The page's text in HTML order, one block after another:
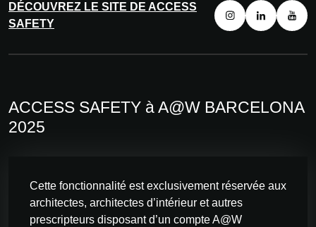
DÉCOUVREZ LE SITE DE ACCESS
SAFETY
ACCESS SAFETY à A@W BARCELONA
2025
Cette fonctionnalité est exclusivement réservée aux
architectes, architectes d’intérieur et autres
prescripteurs disposant d’un compte A@W